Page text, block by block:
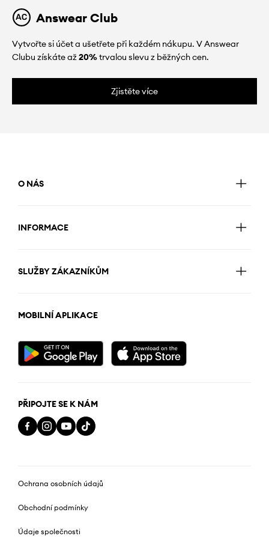
Answear Club
Vytvořte si účet a ušetřete při každém nákupu. V Answear
Clubu získáte až20%trvalou slevu z běžných cen.
Zjistěte více
O NÁS
INFORMACE
SLUŽBY ZÁKAZNÍKŮM
MOBILNÍ APLIKACE
PŘIPOJTE SE K NÁM
Ochrana osobních údajů
Obchodní podmínky
Údaje společnosti